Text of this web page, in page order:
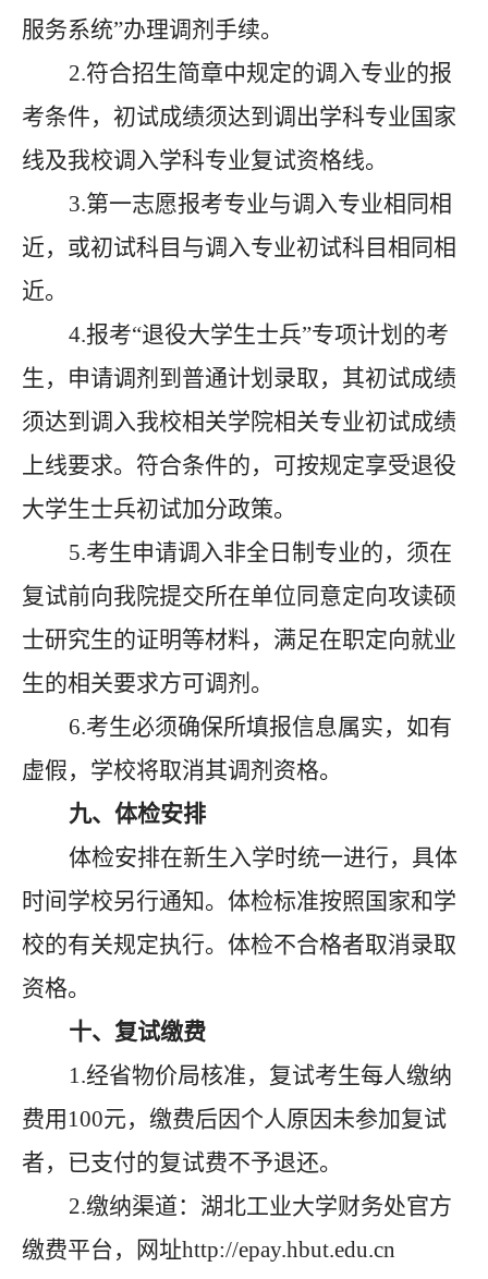
服务系统”办理调剂手续。
2.符合招生简章中规定的调入专业的报
考条件，初试成绩须达到调出学科专业国家
线及我校调入学科专业复试资格线。
3.第一志愿报考专业与调入专业相同相
近，或初试科目与调入专业初试科目相同相
近。
4.报考“退役大学生士兵”专项计划的考
生，申请调剂到普通计划录取，其初试成绩
须达到调入我校相关学院相关专业初试成绩
上线要求。符合条件的，可按规定享受退役
大学生士兵初试加分政策。
5.考生申请调入非全日制专业的，须在
复试前向我院提交所在单位同意定向攻读硕
士研究生的证明等材料，满足在职定向就业
生的相关要求方可调剂。
6.考生必须确保所填报信息属实，如有
虚假，学校将取消其调剂资格。
九、体检安排
体检安排在新生入学时统一进行，具体
时间学校另行通知。体检标准按照国家和学
校的有关规定执行。体检不合格者取消录取
资格。
十、复试缴费
1.经省物价局核准，复试考生每人缴纳
费用100元，缴费后因个人原因未参加复试
者，已支付的复试费不予退还。
2.缴纳渠道：湖北工业大学财务处官方
缴费平台，网址http://epay.hbut.edu.cn